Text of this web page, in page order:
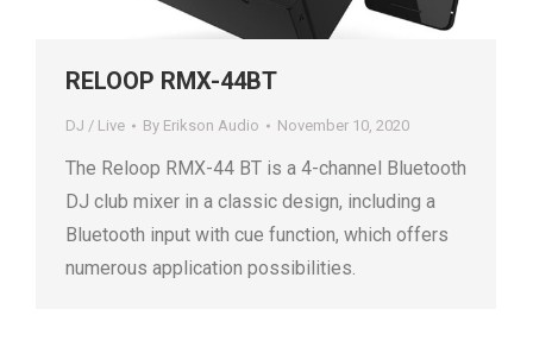
RELOOP RMX-44BT
DJ / Live By Erikson Audio November 10, 2020
The Reloop RMX-44 BT is a 4-channel Bluetooth
DJ club mixer in a classic design, including a
Bluetooth input with cue function, which offers
numerous application possibilities.